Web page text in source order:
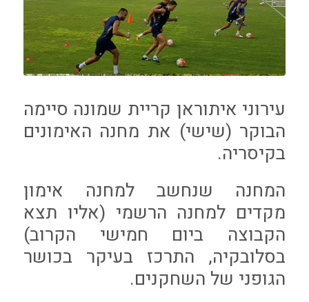
עירוני איתוראן קריית שמונה סיימה
הבוקר (שישי) את מחנה האימונים
בקיסריה.
המחנה שנחשב למחנה אימון
מקדים למחנה הרשמי (אליו תצא
הקבוצה ביום חמישי הקרוב)
בסלובקיה, התרכז בעיקר בכושר
הגופני של השחקנים.